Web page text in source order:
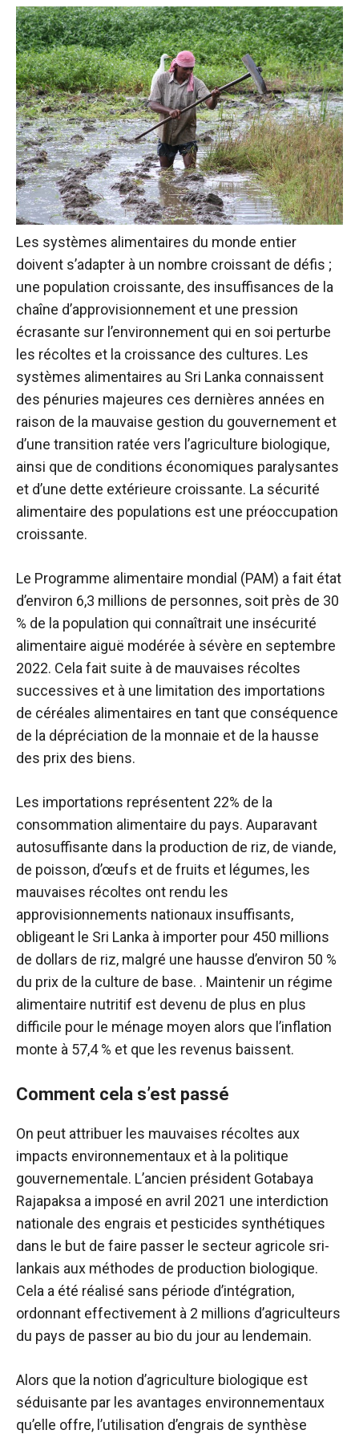
Les systèmes alimentaires du monde entier
doivent s’adapter à un nombre croissant de défis ;
une population croissante, des insuffisances de la
chaîne d’approvisionnement et une pression
écrasante sur l’environnement qui en soi perturbe
les récoltes et la croissance des cultures. Les
systèmes alimentaires au Sri Lanka connaissent
des pénuries majeures ces dernières années en
raison de la mauvaise gestion du gouvernement et
d’une transition ratée vers l’agriculture biologique,
ainsi que de conditions économiques paralysantes
et d’une dette extérieure croissante. La sécurité
alimentaire des populations est une préoccupation
croissante.
Le Programme alimentaire mondial (PAM) a fait état
d’environ 6,3 millions de personnes, soit près de 30
% de la population qui connaîtrait une insécurité
alimentaire aiguë modérée à sévère en septembre
2022. Cela fait suite à de mauvaises récoltes
successives et à une limitation des importations
de céréales alimentaires en tant que conséquence
de la dépréciation de la monnaie et de la hausse
des prix des biens.
Les importations représentent 22% de la
consommation alimentaire du pays. Auparavant
autosuffisante dans la production de riz, de viande,
de poisson, d’œufs et de fruits et légumes, les
mauvaises récoltes ont rendu les
approvisionnements nationaux insuffisants,
obligeant le Sri Lanka à importer pour 450 millions
de dollars de riz, malgré une hausse d’environ 50 %
du prix de la culture de base. . Maintenir un régime
alimentaire nutritif est devenu de plus en plus
difficile pour le ménage moyen alors que l’inflation
monte à 57,4 % et que les revenus baissent.
Comment cela s’est passé
On peut attribuer les mauvaises récoltes aux
impacts environnementaux et à la politique
gouvernementale. L’ancien président Gotabaya
Rajapaksa a imposé en avril 2021 une interdiction
nationale des engrais et pesticides synthétiques
dans le but de faire passer le secteur agricole sri-
lankais aux méthodes de production biologique.
Cela a été réalisé sans période d’intégration,
ordonnant effectivement à 2 millions d’agriculteurs
du pays de passer au bio du jour au lendemain.
Alors que la notion d’agriculture biologique est
séduisante par les avantages environnementaux
qu’elle offre, l’utilisation d’engrais de synthèse